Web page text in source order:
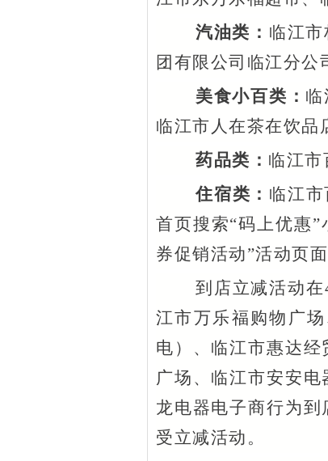
汽油类： 临江
团有限公司临江分公
美食小百类： 临
临江市人在茶在饮品
药品类： 临江市
住宿类： 临江
首页搜索“码上优惠
券促销活动”活动页
到店立减活动在
江市万乐福购物广
电）、临江市惠达
广场、临江市安安
龙电器电子商行为
受立减活动。